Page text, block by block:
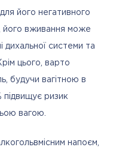
його негативного
його вживання може
дихальної системи та
цього, варто
будучи вагітною в
підвищує ризик
вагою.
напоєм,